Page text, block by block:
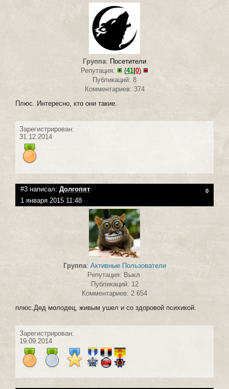
Группа: Посетители
Репутация:
(41 0)
Публикаций: 8
Комментариев: 374
Плюс. Интересно, кто они такие.
Зарегистрирован:
31.12.2014
#3 написал: Долгопят 0
1 января 2015 11:48
Группа: Активные Пользователи
Репутация: Выкл.
Публикаций: 12
Комментариев: 2 654
плюс.Дед молодец, живым ушел и со здоровой психикой.
Зарегистрирован:
19.09.2014